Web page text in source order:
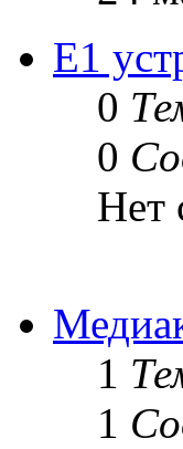
Е1
0
0
Нет
1
1